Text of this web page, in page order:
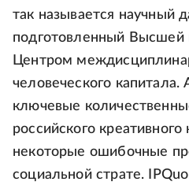
так называется научный
подготовленный Высшей
Центром
человеческого
ключевые
российского
некоторые ошибочные
социальной страте.